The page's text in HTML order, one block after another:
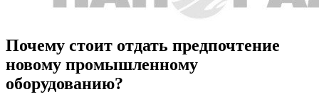
Почему стоит отдать предпочтение
новому промышленному
оборудованию?